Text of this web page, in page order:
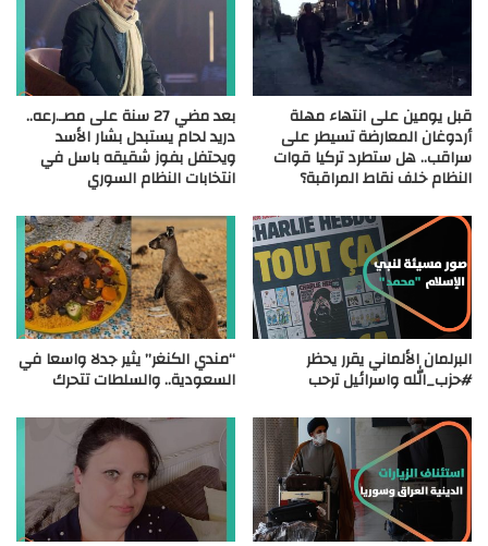
قبل يومين على انتهاء مهلة
أردوغان المعارضة تسيطر على
سراقب.. هل ستطرد تركيا قوات
النظام خلف نقاط المراقبة؟
بعد مضي 27 سنة على مصـ.رعه..
دريد لحام يستبدل بشار الأسد
ويحتفل بفوز شقيقه باسل في
انتخابات النظام السوري
البرلمان الألماني يقرر يحظر
#حزب_الله واسرائيل ترحب
“مندي الكنغر” يثير جدلا واسعا في
السعودية.. والسلطات تتحرك